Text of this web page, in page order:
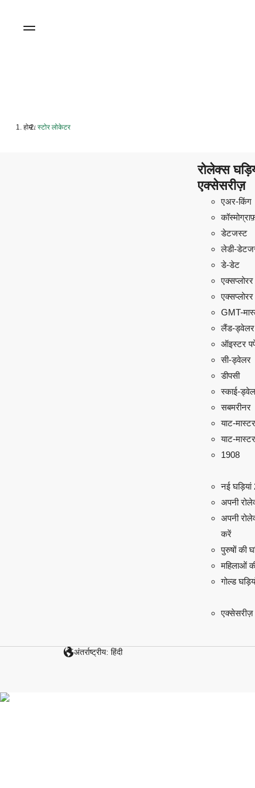
होम/ स्टोर लोकेटर
रोलेक्स
एक्सेसरीज़
एअर-किंग
डेटजस्ट
लेडी-
डे-डेट
एक्सप्लोरर
GMT-
लैंड-ड्वेलर
ऑइस्टर
सी-ड्वेलर
डीपसी
स्काई-
सबमरीनर
याट-मास्टर
याट-
1908
नई
अपनी
अपनी
करें
पुरुषों की
महिलाओं
गोल्ड
एक्सेसरीज़
अंतर्राष्ट्रीय: हिंदी